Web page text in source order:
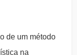
de um método
na